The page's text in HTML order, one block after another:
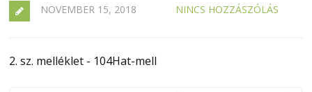
NOVEMBER 15, 2018 NINCS HOZZÁSZÓLÁS
2. sz. melléklet - 104Hat-mell